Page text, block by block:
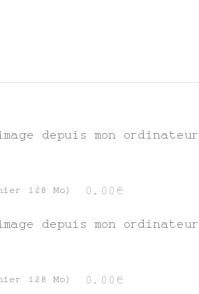
depuis mon ordinateur
128 Mo) 0.00€
depuis mon ordinateur
128 Mo) 0.00€